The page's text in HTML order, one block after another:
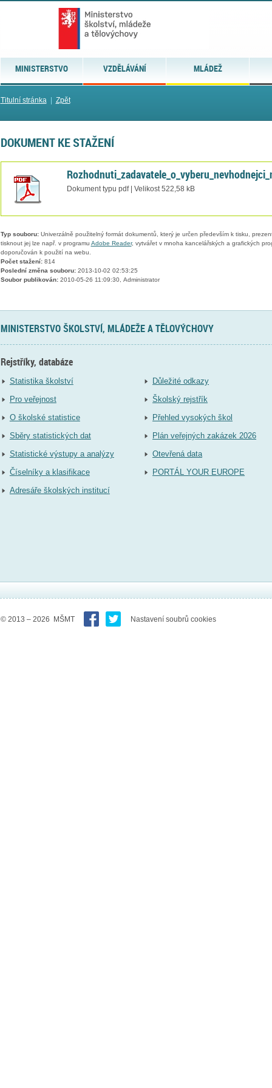
MINISTERSTVO VZDĚLÁVÁNÍ MLÁDEŽ
Titulní stránka| Zpět
DOKUMENT KE STAŽENÍ
Dokument typu pdf | Velikost 522,58 kB
Typ souboru:Univerzálně použitelný formát dokumentů, který je určen především k tisku,
tisknout jej lze např. v programu Adobe Reader, vytvářet v mnoha kancelářských a grafických
doporučován k použití na webu.
Počet stažení:814
Poslední změna souboru:2013-10-02 02:53:25
Soubor publikován:2010-05-26 11:09:30, Administrator
MINISTERSTVO ŠKOLSTVÍ, MLÁDEŽE A TĚLOVÝCHOVY
Rejstříky, databáze
Statistika školství
Pro veřejnost
O školské statistice
Sběry statistických dat
Statistické výstupy a analýzy
Číselníky a klasifikace
Adresáře školských institucí
Důležité odkazy
Školský rejstřík
Přehled vysokých škol
Plán veřejných zakázek 2026
Otevřená data
PORTÁL YOUR EUROPE
© 2013 – 2026 MŠMT Nastavení soubrů cookies